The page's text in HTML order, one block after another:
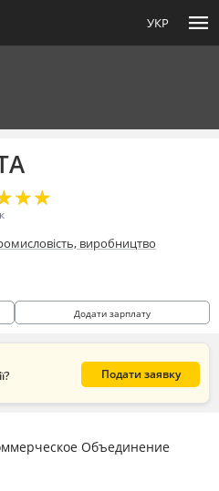
УКР menu
★
★★
★
виробництво
Додати зарплату
Подати заявку
Объединение